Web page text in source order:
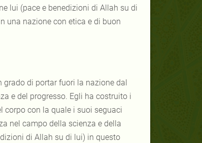
lui (pace e benedizioni di Allah su di
una nazione con etica e di buon
di portar fuori la nazione dal
e del progresso. Egli ha costruito i
corpo con la quale i suoi seguaci
nel campo della scienza e della
di Allah su di lui) in questo